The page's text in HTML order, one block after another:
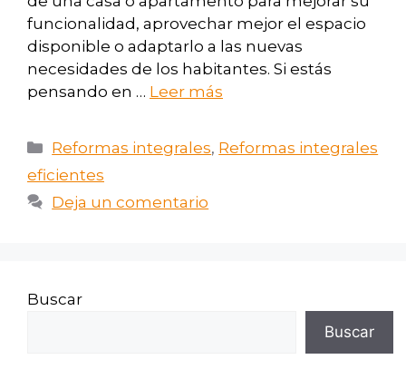
funcionalidad, aprovechar mejor el espacio
disponible o adaptarlo a las nuevas
necesidades de los habitantes. Si estás
pensando en … Leer más
Reformas integrales, Reformas integrales
eficientes
Deja un comentario
Buscar
Buscar